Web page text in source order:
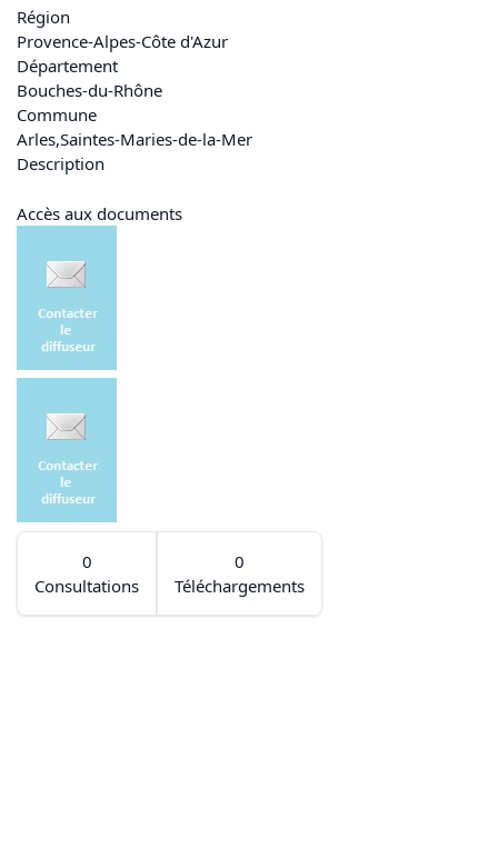
Région
Provence-Alpes-Côte d'Azur
Département
Bouches-du-Rhône
Commune
Arles,Saintes-Maries-de-la-Mer
Description
Accès aux documents
0
Consultations
0
Téléchargements